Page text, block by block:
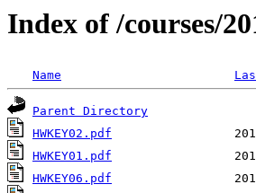
Index of /courses/
Name
Parent Directory
HWKEY02.pdf
HWKEY01.pdf
HWKEY06.pdf